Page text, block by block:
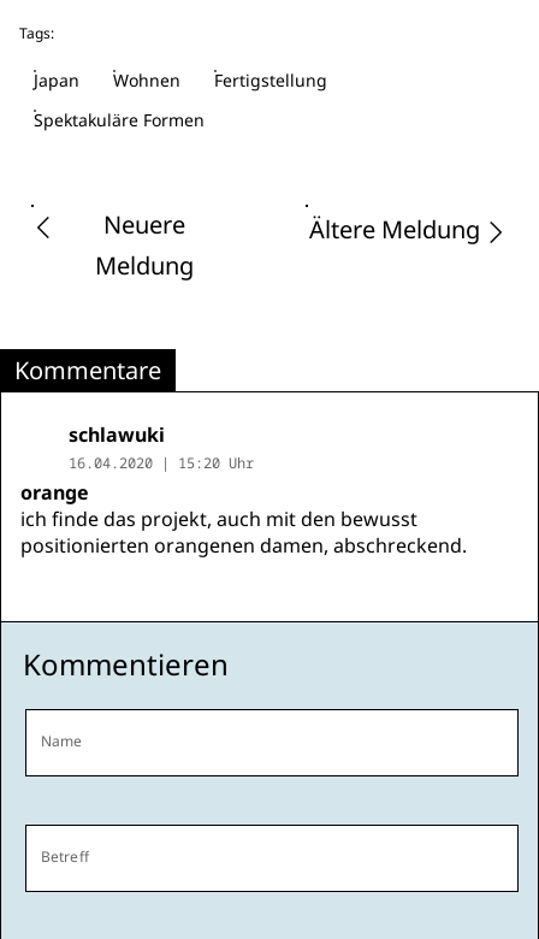
Tags:
Japan Wohnen
Fertigstellung
Spektakuläre Formen
Neuere
Meldung
Ältere Meldung
Kommentare
schlawuki
16.04.2020 | 15:20 Uhr
orange
ich finde das projekt, auch mit den bewusst
positionierten orangenen damen, abschreckend.
Kommentieren
Name
Betreff